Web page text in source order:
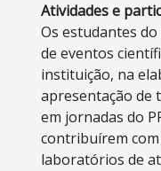
Atividades e
Os estudantes
de eventos
instituição, na
apresentação de
em jornadas do
contribuírem
laboratórios de